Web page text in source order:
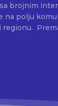
brojnim
polju
Aleksandre